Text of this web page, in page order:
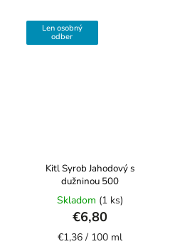
Len osobný
odber
Kitl Syrob Jahodový s
dužninou 500
Skladom (1 ks)
€6,80
€1,36 / 100 ml